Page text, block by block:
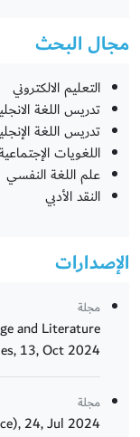
مجال البحث
التعليم الالكتروني
تدريس اللغة
تدريس اللغة
اللغويات
علم اللغة النفسي
النقد الأدبي
الإصدارات
مجلة
and Literature
13, Oct 2024
مجلة
24, Jul 2024